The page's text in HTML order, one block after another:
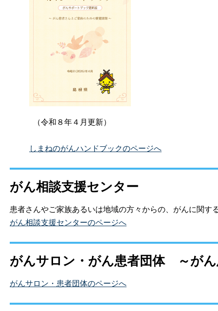
（令和８年４月更新）
しまねのがんハンドブックのページへ
がん相談支援センター
患者さんやご家族あるいは地域の方々からの、がんに関す
がん相談支援センターのページへ
がんサロン・がん患者団体 ～が
がんサロン・患者団体のページへ